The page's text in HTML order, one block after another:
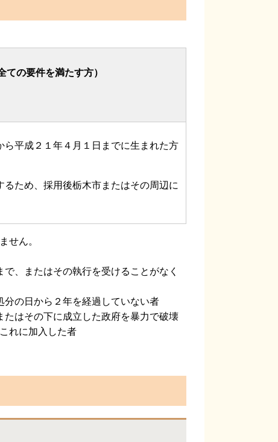
ての要件を満たす方）
ら平成２１年４月１日までに生まれた方
るため、採用後栃木市またはその周辺に
せん。
、またはその執行を受けることがなく
の日から２年を経過していない者
はその下に成立した政府を暴力で破壊
れに加入した者